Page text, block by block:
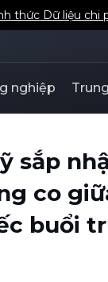
thức Dữ liệu
nghiệp
sắp
co
buổi